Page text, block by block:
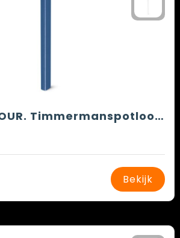
GRAFIT COLOUR. Timmermanspotlood met hardheid HB
Bekijk